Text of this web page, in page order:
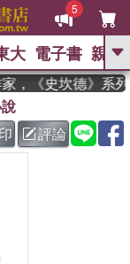
5
GO
、
、 父親節 、 如果歷
推薦 、 國際布克
大 電子書 親子
《史坎德》系列
評論